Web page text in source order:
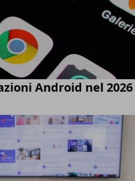
Android nel 2026